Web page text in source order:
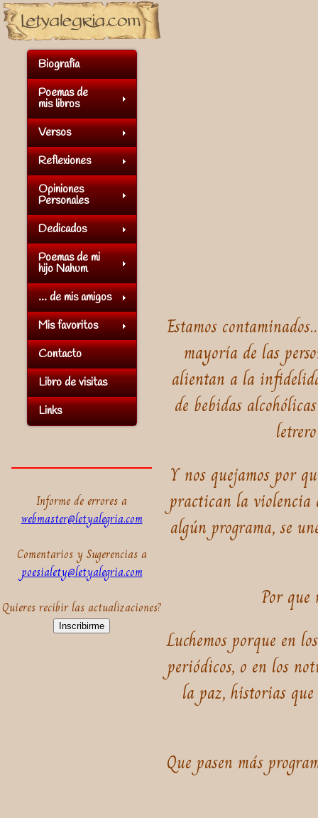
Biografía
Poemas de
mis libros
Versos
Reflexiones
Opiniones
Personales
Dedicados
Poemas de mi
hijo Nahum
... de mis amigos
Mis favoritos
Contacto
Libro de visitas
Links
Informe de errores a
webmaster@letyalegria.com
Comentarios y Sugerencias a
poesialety@letyalegria.com
Quieres recibir las actualizaciones?
Inscribirme
Estamos
mayoría de las
alientan a la
de bebidas
Y nos quejamos por
practican la violencia
algún programa, se
Por que
Luchemos porque en
periódicos, o en los
la paz, historias
Que pasen más